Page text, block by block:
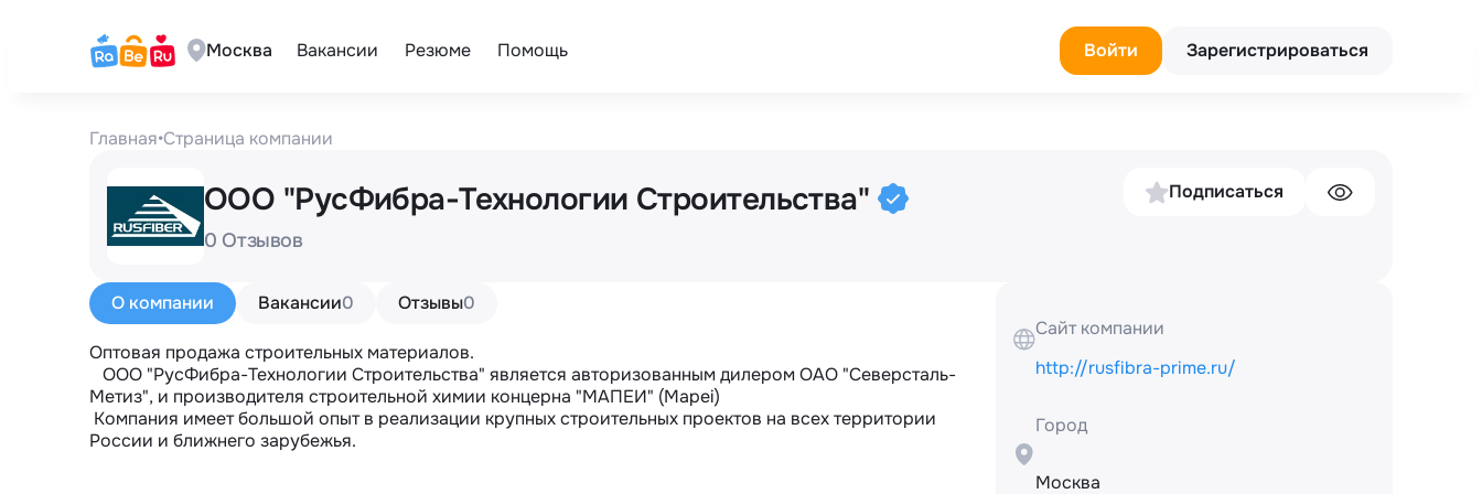
Москва Вакансии Резюме Помощь Войти Зарегистрироваться
Главная•Страница компании
ООО "РусФибра-Технологии Строительства"
0 Отзывов
Подписаться
О компании Вакансии0 Отзывы0
Оптовая продажа строительных материалов.
Метиз", и производителя строительной химии концерна "МАПЕИ" (Mapei)
России и ближнего зарубежья.
Сайт компании
http://rusfibra-prime.ru/
Город
Москва